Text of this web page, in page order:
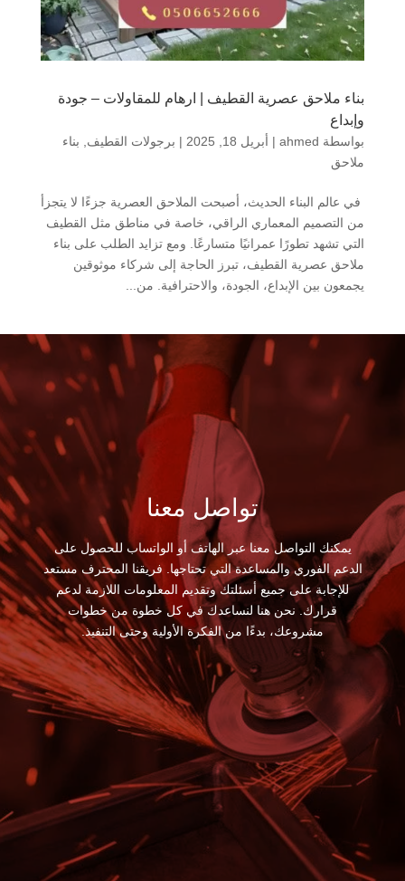
بناء ملاحق عصرية القطيف | ارهام للمقاولات – جودة
وإبداع
بواسطة ahmed
| أبريل 18, 2025 | برجولات القطيف, بناء
ملاحق
في عالم البناء الحديث، أصبحت الملاحق العصرية جزءًا لا يتجزأ
من التصميم المعماري الراقي، خاصة في مناطق مثل القطيف
التي تشهد تطورًا عمرانيًا متسارعًا. ومع تزايد الطلب على بناء
ملاحق عصرية القطيف، تبرز الحاجة إلى شركاء موثوقين
يجمعون بين الإبداع، الجودة، والاحترافية. من...
تواصل معنا
يمكنك التواصل معنا عبر الهاتف أو الواتساب للحصول على
الدعم الفوري والمساعدة التي تحتاجها. فريقنا المحترف مستعد
للإجابة على جميع أسئلتك وتقديم المعلومات اللازمة لدعم
قرارك. نحن هنا لنساعدك في كل خطوة من خطوات
مشروعك، بدءًا من الفكرة الأولية وحتى التنفيذ.